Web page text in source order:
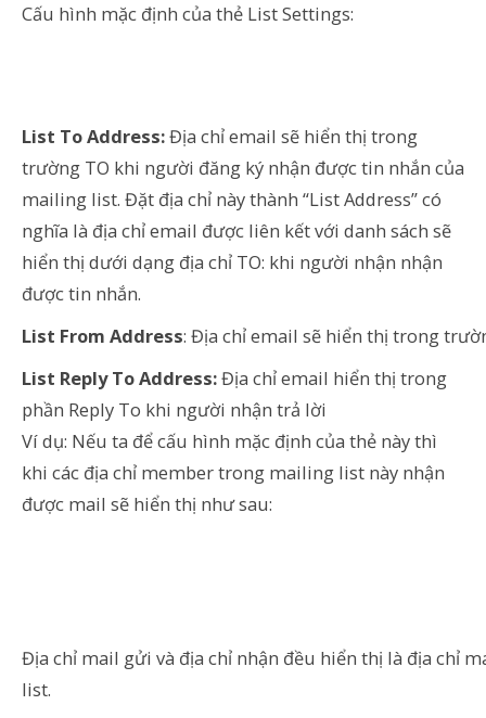
Cấu hình mặc định của thẻ List Settings:
List To Address:Địa chỉ email sẽ hiển thị trong
trường TO khi người đăng ký nhận được tin nhắn của
mailing list. Đặt địa chỉ này thành “List Address” có
nghĩa là địa chỉ email được liên kết với danh sách sẽ
hiển thị dưới dạng địa chỉ TO: khi người nhận nhận
được tin nhắn.
List From Address: Địa chỉ email sẽ hiển thị trong
List Reply To Address:Địa chỉ email hiển thị trong
phần Reply To khi người nhận trả lời
Ví dụ: Nếu ta để cấu hình mặc định của thẻ này thì
khi các địa chỉ member trong mailing list này nhận
được mail sẽ hiển thị như sau:
Địa chỉ mail gửi và địa chỉ nhận đều hiển thị là địa chỉ
list.